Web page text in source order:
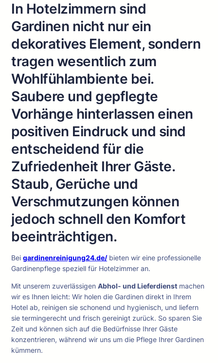
In Hotelzimmern sind
Gardinen nicht nur ein
dekoratives Element, sondern
tragen wesentlich zum
Wohlfühlambiente bei.
Saubere und gepflegte
Vorhänge hinterlassen einen
positiven Eindruck und sind
entscheidend für die
Zufriedenheit Ihrer Gäste.
Staub, Gerüche und
Verschmutzungen können
jedoch schnell den Komfort
beeinträchtigen.
Bei gardinenreinigung24.de/bieten wir eine professionelle
Gardinenpflege speziell für Hotelzimmer an.
Mit unserem zuverlässigen Abhol- und Lieferdienst machen
wir es Ihnen leicht: Wir holen die Gardinen direkt in Ihrem
Hotel ab, reinigen sie schonend und hygienisch, und liefern
sie termingerecht und frisch gereinigt zurück. So sparen Sie
Zeit und können sich auf die Bedürfnisse Ihrer Gäste
konzentrieren, während wir uns um die Pflege Ihrer Gardinen
kümmern.